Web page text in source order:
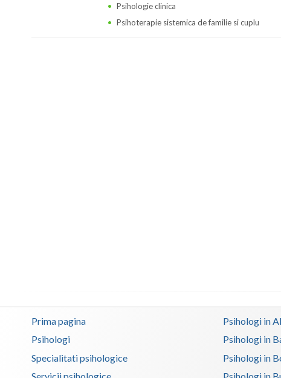
Psihologie clinica
Psihoterapie sistemica de familie si cuplu
Prima pagina
Psihologi
Specialitati psihologice
Psihologi in
Psihologi in
Psihologi in